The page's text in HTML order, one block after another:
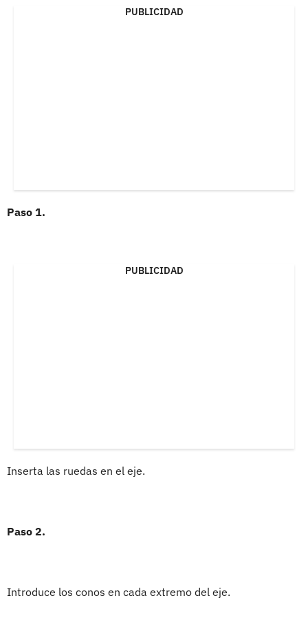
PUBLICIDAD
Paso 1.
PUBLICIDAD
Inserta las ruedas en el eje.
Paso 2.
Introduce los conos en cada extremo del eje.